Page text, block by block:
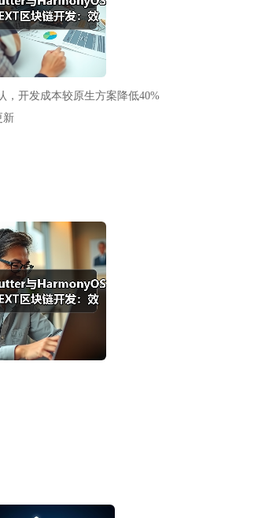
，开发成本较原生方案降低40%
新